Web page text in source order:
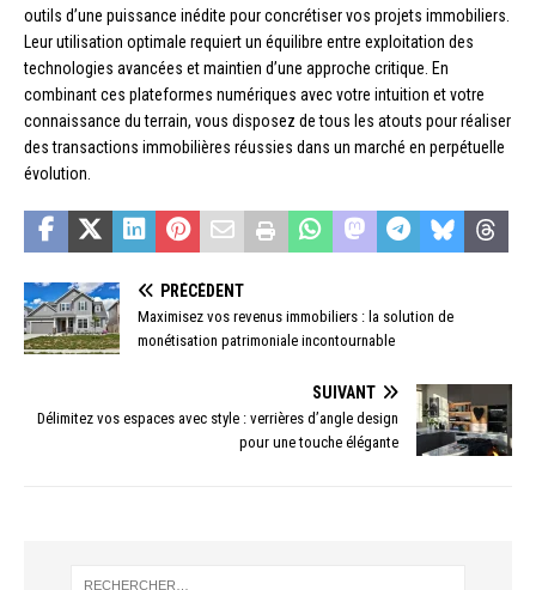
outils d’une puissance inédite pour concrétiser vos projets immobiliers.
Leur utilisation optimale requiert un équilibre entre exploitation des
technologies avancées et maintien d’une approche critique. En
combinant ces plateformes numériques avec votre intuition et votre
connaissance du terrain, vous disposez de tous les atouts pour réaliser
des transactions immobilières réussies dans un marché en perpétuelle
évolution.
PRÉCÉDENT
Maximisez vos revenus immobiliers : la solution de
monétisation patrimoniale incontournable
SUIVANT
Délimitez vos espaces avec style : verrières d’angle design
pour une touche élégante